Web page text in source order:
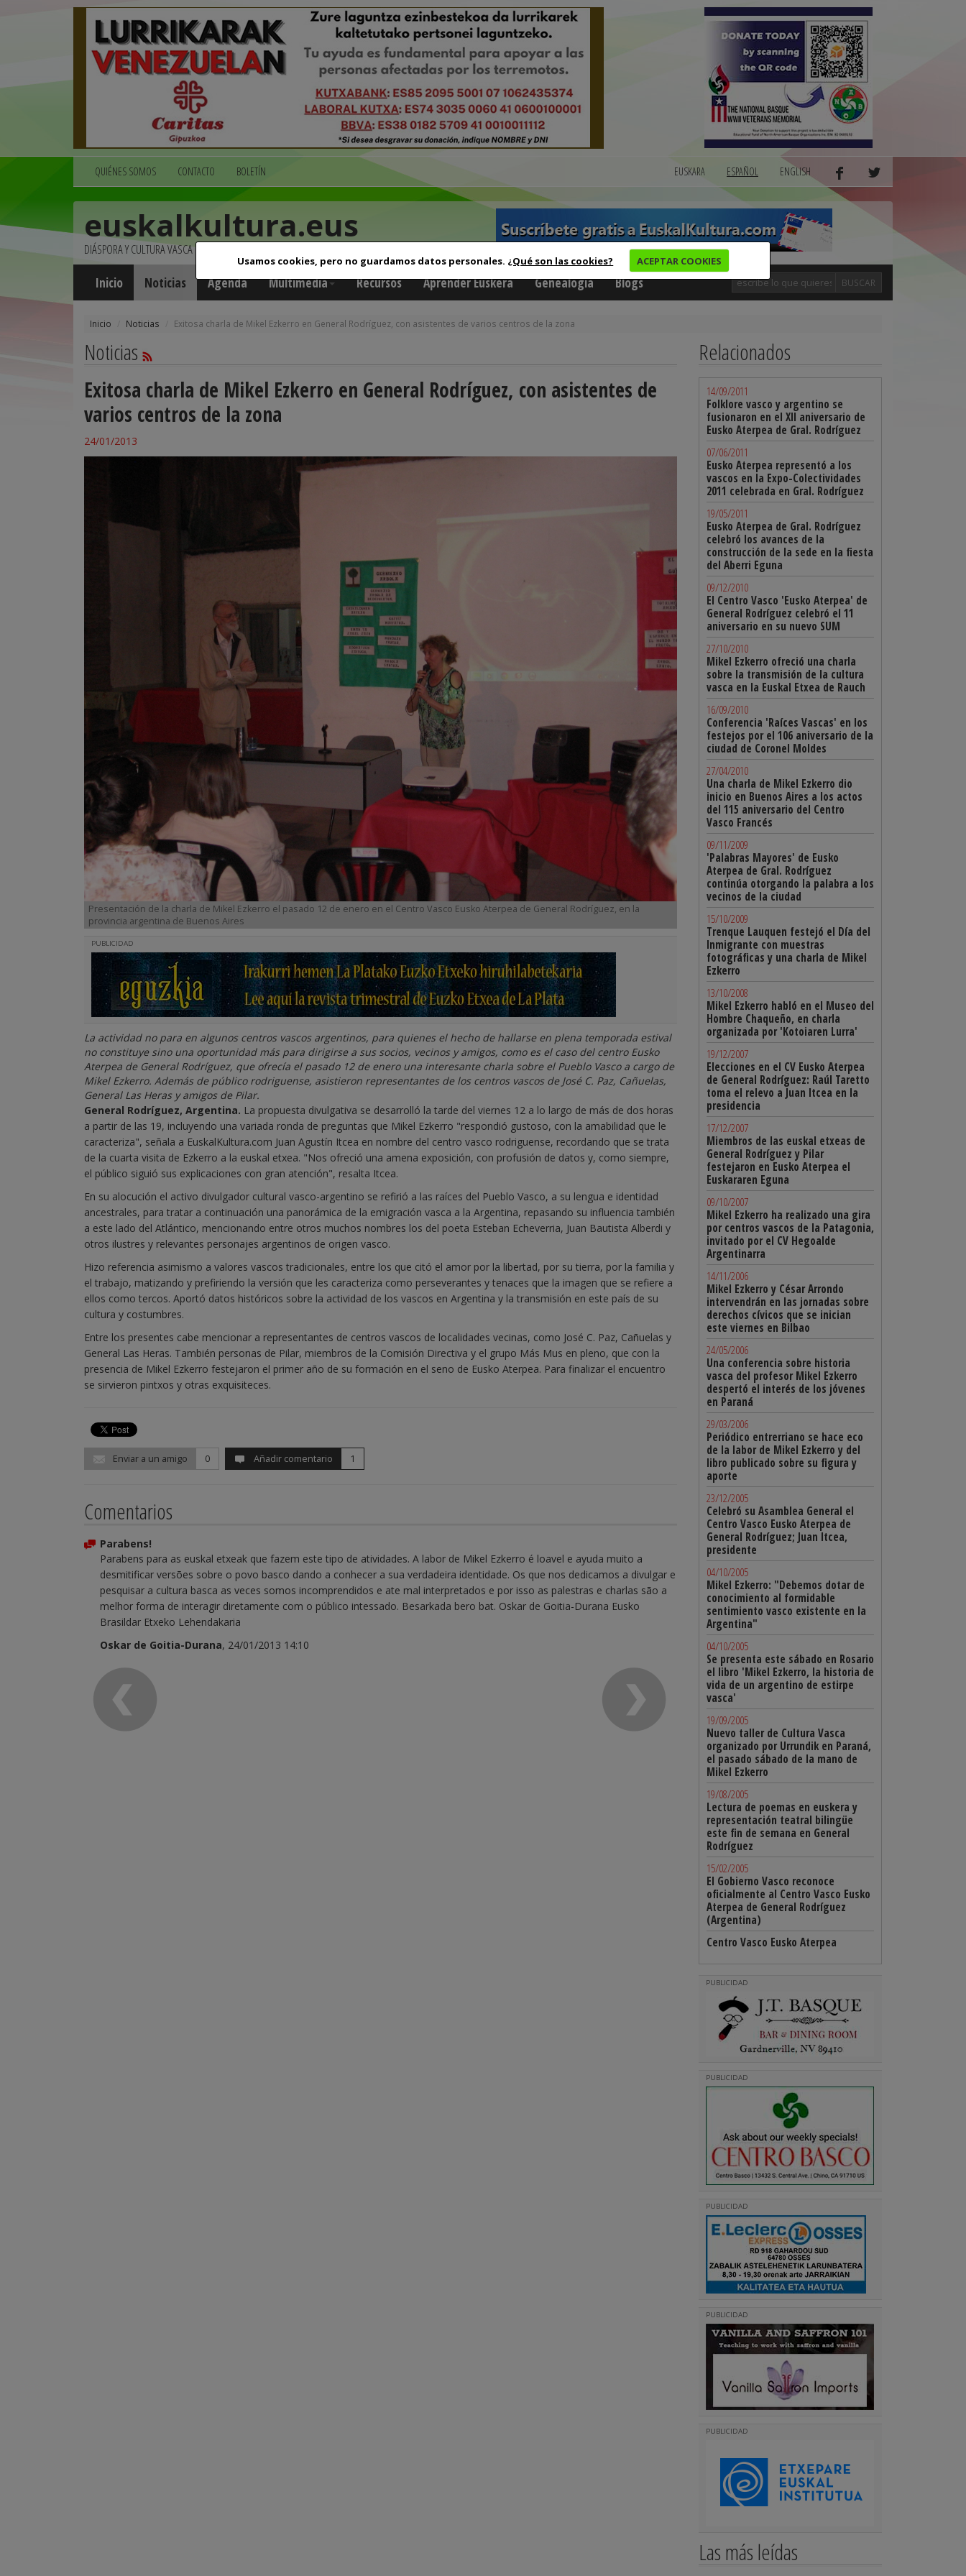
Usamos cookies, pero no guardamos datos personales. ¿Qué son las cookies? ACEPTAR COOKIES
QUIÉNES SOMOS CONTACTO BOLETÍN EUSKARA ESPAÑOL ENGLISH
euskalkultura.eus
DIÁSPORA Y CULTURA VASCA
Inicio Noticias Agenda Multimedia Recursos Aprender Euskera Genealogía Blogs BUSCAR
Inicio Noticias Exitosa charla de Mikel Ezkerro en General Rodríguez, con asistentes de varios centros de la zona
Noticias
Exitosa charla de Mikel Ezkerro en General Rodríguez, con asistentes de
varios centros de la zona
24/01/2013
Presentación de la charla de Mikel Ezkerro el pasado 12 de enero en el Centro Vasco Eusko Aterpea de General Rodríguez, en la
provincia argentina de Buenos Aires
PUBLICIDAD
La actividad no para en algunos centros vascos argentinos, para quienes el hecho de hallarse en plena temporada estival
no constituye sino una oportunidad más para dirigirse a sus socios, vecinos y amigos, como es el caso del centro Eusko
Aterpea de General Rodríguez, que ofrecía el pasado 12 de enero una interesante charla sobre el Pueblo Vasco a cargo de
Mikel Ezkerro. Además de público rodriguense, asistieron representantes de los centros vascos de José C. Paz, Cañuelas,
General Las Heras y amigos de Pilar.
General Rodríguez, Argentina. La propuesta divulgativa se desarrolló la tarde del viernes 12 a lo largo de más de dos horas
a partir de las 19, incluyendo una variada ronda de preguntas que Mikel Ezkerro "respondió gustoso, con la amabilidad que le
caracteriza", señala a EuskalKultura.com Juan Agustín Itcea en nombre del centro vasco rodriguense, recordando que se trata
de la cuarta visita de Ezkerro a la euskal etxea. "Nos ofreció una amena exposición, con profusión de datos y, como siempre,
el público siguió sus explicaciones con gran atención", resalta Itcea.
En su alocución el activo divulgador cultural vasco-argentino se refirió a las raíces del Pueblo Vasco, a su lengua e identidad
ancestrales, para tratar a continuación una panorámica de la emigración vasca a la Argentina, repasando su influencia también
a este lado del Atlántico, mencionando entre otros muchos nombres los del poeta Esteban Echeverria, Juan Bautista Alberdi y
otros ilustres y relevantes personajes argentinos de origen vasco.
Hizo referencia asimismo a valores vascos tradicionales, entre los que citó el amor por la libertad, por su tierra, por la familia y
el trabajo, matizando y prefiriendo la versión que les caracteriza como perseverantes y tenaces que la imagen que se refiere a
ellos como tercos. Aportó datos históricos sobre la actividad de los vascos en Argentina y la transmisión en este país de su
cultura y costumbres.
Entre los presentes cabe mencionar a representantes de centros vascos de localidades vecinas, como José C. Paz, Cañuelas y
General Las Heras. También personas de Pilar, miembros de la Comisión Directiva y el grupo Más Mus en pleno, que con la
presencia de Mikel Ezkerro festejaron el primer año de su formación en el seno de Eusko Aterpea. Para finalizar el encuentro
se sirvieron pintxos y otras exquisiteces.
Enviar a un amigo 0 Añadir comentario 1
Comentarios
Parabens!
Parabens para as euskal etxeak que fazem este tipo de atividades. A labor de Mikel Ezkerro é loavel e ayuda muito a
desmitificar versões sobre o povo basco dando a conhecer a sua verdadeira identidade. Os que nos dedicamos a divulgar e
pesquisar a cultura basca as veces somos incomprendidos e ate mal interpretados e por isso as palestras e charlas são a
melhor forma de interagir diretamente com o público intessado. Besarkada bero bat. Oskar de Goitia-Durana Eusko
Brasildar Etxeko Lehendakaria
Oskar de Goitia-Durana, 24/01/2013 14:10
Relacionados
14/09/2011
Folklore vasco y argentino se
fusionaron en el XII aniversario de
Eusko Aterpea de Gral. Rodríguez
07/06/2011
Eusko Aterpea representó a los
vascos en la Expo-Colectividades
2011 celebrada en Gral. Rodríguez
19/05/2011
Eusko Aterpea de Gral. Rodríguez
celebró los avances de la
construcción de la sede en la fiesta
del Aberri Eguna
09/12/2010
El Centro Vasco 'Eusko Aterpea' de
General Rodríguez celebró el 11
aniversario en su nuevo SUM
27/10/2010
Mikel Ezkerro ofreció una charla
sobre la transmisión de la cultura
vasca en la Euskal Etxea de Rauch
16/09/2010
Conferencia 'Raíces Vascas' en los
festejos por el 106 aniversario de la
ciudad de Coronel Moldes
27/04/2010
Una charla de Mikel Ezkerro dio
inicio en Buenos Aires a los actos
del 115 aniversario del Centro
Vasco Francés
09/11/2009
'Palabras Mayores' de Eusko
Aterpea de Gral. Rodríguez
continúa otorgando la palabra a los
vecinos de la ciudad
15/10/2009
Trenque Lauquen festejó el Día del
Inmigrante con muestras
fotográficas y una charla de Mikel
Ezkerro
13/10/2008
Mikel Ezkerro habló en el Museo del
Hombre Chaqueño, en charla
organizada por 'Kotoiaren Lurra'
19/12/2007
Elecciones en el CV Eusko Aterpea
de General Rodríguez: Raúl Taretto
toma el relevo a Juan Itcea en la
presidencia
17/12/2007
Miembros de las euskal etxeas de
General Rodríguez y Pilar
festejaron en Eusko Aterpea el
Euskararen Eguna
09/10/2007
Mikel Ezkerro ha realizado una gira
por centros vascos de la Patagonia,
invitado por el CV Hegoalde
Argentinarra
14/11/2006
Mikel Ezkerro y César Arrondo
intervendrán en las jornadas sobre
derechos cívicos que se inician
este viernes en Bilbao
24/05/2006
Una conferencia sobre historia
vasca del profesor Mikel Ezkerro
despertó el interés de los jóvenes
en Paraná
29/03/2006
Periódico entrerriano se hace eco
de la labor de Mikel Ezkerro y del
libro publicado sobre su figura y
aporte
23/12/2005
Celebró su Asamblea General el
Centro Vasco Eusko Aterpea de
General Rodríguez; Juan Itcea,
presidente
04/10/2005
Mikel Ezkerro: "Debemos dotar de
conocimiento al formidable
sentimiento vasco existente en la
Argentina"
04/10/2005
Se presenta este sábado en Rosario
el libro 'Mikel Ezkerro, la historia de
vida de un argentino de estirpe
vasca'
19/09/2005
Nuevo taller de Cultura Vasca
organizado por Urrundik en Paraná,
el pasado sábado de la mano de
Mikel Ezkerro
19/08/2005
Lectura de poemas en euskera y
representación teatral bilingüe
este fin de semana en General
Rodríguez
15/02/2005
El Gobierno Vasco reconoce
oficialmente al Centro Vasco Eusko
Aterpea de General Rodríguez
(Argentina)
Centro Vasco Eusko Aterpea
PUBLICIDAD
PUBLICIDAD
PUBLICIDAD
PUBLICIDAD
PUBLICIDAD
Las más leídas